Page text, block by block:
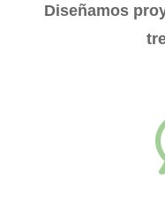
Diseñamos